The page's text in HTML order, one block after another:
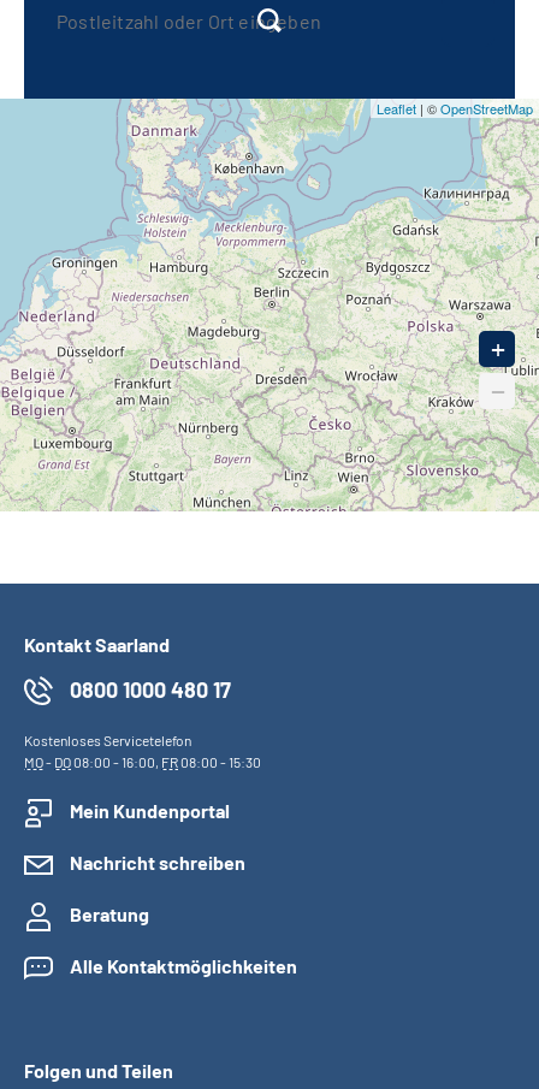
+
−
Leaflet | ©OpenStreetMap
Kontakt Saarland
0800 1000 480 17
Kostenloses Servicetelefon
MO- DO08:00 - 16:00, FR08:00 - 15:30
Mein Kundenportal
Nachricht schreiben
Beratung
Alle Kontaktmöglichkeiten
Folgen und Teilen